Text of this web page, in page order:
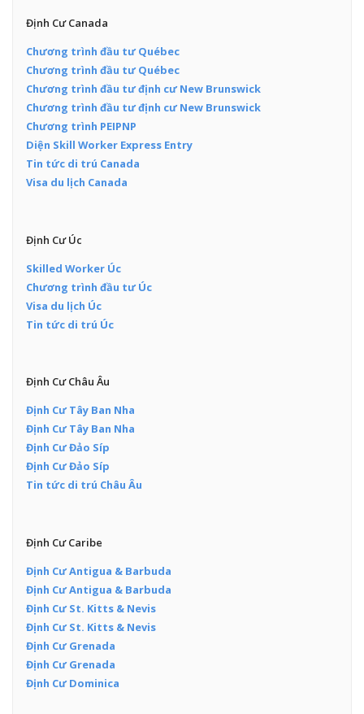
Định Cư Canada
Chương trình đầu tư Québec
Chương trình đầu tư Québec
Chương trình đầu tư định cư New Brunswick
Chương trình đầu tư định cư New Brunswick
Chương trình PEIPNP
Diện Skill Worker Express Entry
Tin tức di trú Canada
Visa du lịch Canada
Định Cư Úc
Skilled Worker Úc
Chương trình đầu tư Úc
Visa du lịch Úc
Tin tức di trú Úc
Định Cư Châu Âu
Định Cư Tây Ban Nha
Định Cư Tây Ban Nha
Định Cư Đảo Síp
Định Cư Đảo Síp
Tin tức di trú Châu Âu
Định Cư Caribe
Định Cư Antigua & Barbuda
Định Cư Antigua & Barbuda
Định Cư St. Kitts & Nevis
Định Cư St. Kitts & Nevis
Định Cư Grenada
Định Cư Grenada
Định Cư Dominica